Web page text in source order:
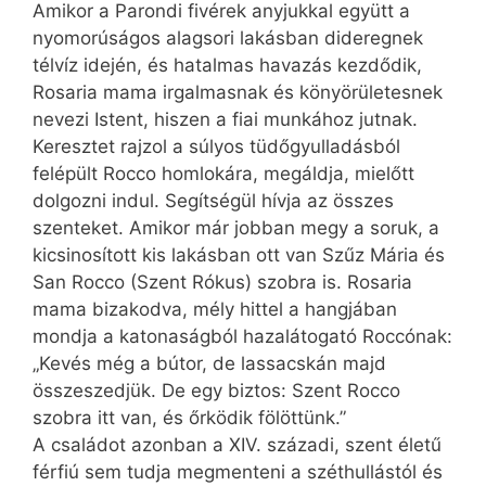
Amikor a Parondi fivérek anyjukkal együtt a
nyomorúságos alagsori lakásban dideregnek
télvíz idején, és hatalmas havazás kezdődik,
Rosaria mama irgalmasnak és könyörületesnek
nevezi Istent, hiszen a fiai munkához jutnak.
Keresztet rajzol a súlyos tüdőgyulladásból
felépült Rocco homlokára, megáldja, mielőtt
dolgozni indul. Segítségül hívja az összes
szenteket. Amikor már jobban megy a soruk, a
kicsinosított kis lakásban ott van Szűz Mária és
San Rocco (Szent Rókus) szobra is. Rosaria
mama bizakodva, mély hittel a hangjában
mondja a katonaságból hazalátogató Roccónak:
„Kevés még a bútor, de lassacskán majd
összeszedjük. De egy biztos: Szent Rocco
szobra itt van, és őrködik fölöttünk.”
A családot azonban a XIV. századi, szent életű
férfiú sem tudja megmenteni a széthullástól és